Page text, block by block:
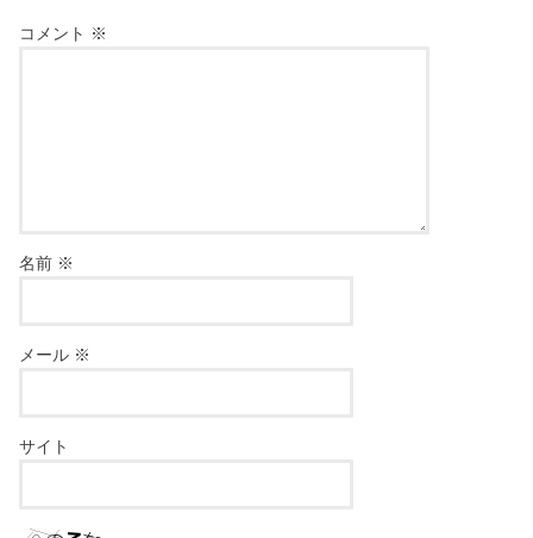
コメント ※
名前 ※
メール ※
サイト